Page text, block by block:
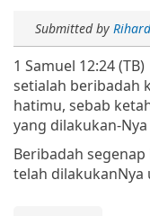
Submitted by Rihard
1 Samuel 12:24
setialah beribadah
hatimu, sebab
yang dilakukan-
Beribadah
telah